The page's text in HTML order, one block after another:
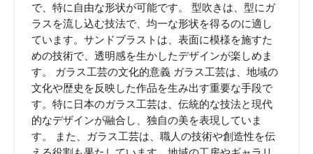
で、特に自由な形状が可能です。 型吹きは、型にガ
ラスを流し込む技法で、均一な形状を得るのに適し
ています。サンドブラストは、表面に模様を施すた
めの技術で、透明感を生かしたデザインが楽しめま
す。 ガラス工芸の文化的意義 ガラス工芸は、地域の
文化や歴史を反映した作品を生み出す重要な手段で
す。特に日本のガラス工芸は、伝統的な技法と現代
的なデザインが融合し、独自の美を表現していま
す。 また、ガラス工芸は、職人の技術や創造性を伝